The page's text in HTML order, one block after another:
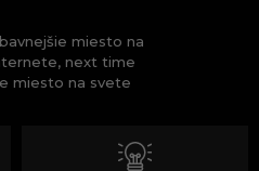
miesto na
next time
miesto na svete